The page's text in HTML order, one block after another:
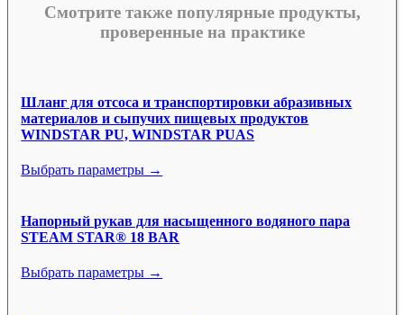
Смотрите также популярные продукты,
проверенные на практике
Шланг для отсоса и транспортировки абразивных
материалов и сыпучих пищевых продуктов
WINDSTAR PU, WINDSTAR PUAS
Выбрать параметры →
Напорный рукав для насыщенного водяного пара
STEAM STAR® 18 BAR
Выбрать параметры →